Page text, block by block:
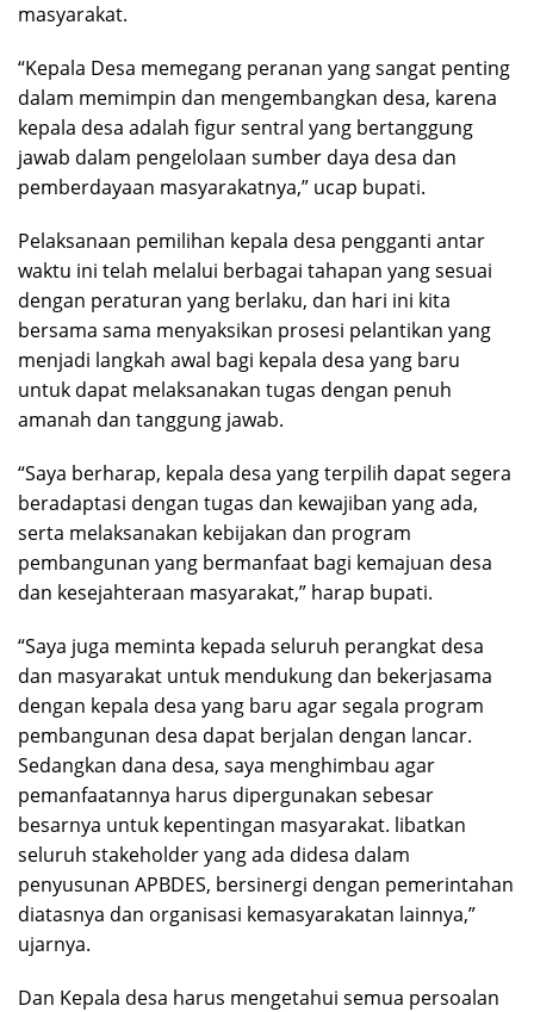
masyarakat.
“Kepala Desa memegang peranan yang sangat penting
dalam memimpin dan mengembangkan desa, karena
kepala desa adalah figur sentral yang bertanggung
jawab dalam pengelolaan sumber daya desa dan
pemberdayaan masyarakatnya,” ucap bupati.
Pelaksanaan pemilihan kepala desa pengganti antar
waktu ini telah melalui berbagai tahapan yang sesuai
dengan peraturan yang berlaku, dan hari ini kita
bersama sama menyaksikan prosesi pelantikan yang
menjadi langkah awal bagi kepala desa yang baru
untuk dapat melaksanakan tugas dengan penuh
amanah dan tanggung jawab.
“Saya berharap, kepala desa yang terpilih dapat segera
beradaptasi dengan tugas dan kewajiban yang ada,
serta melaksanakan kebijakan dan program
pembangunan yang bermanfaat bagi kemajuan desa
dan kesejahteraan masyarakat,” harap bupati.
“Saya juga meminta kepada seluruh perangkat desa
dan masyarakat untuk mendukung dan bekerjasama
dengan kepala desa yang baru agar segala program
pembangunan desa dapat berjalan dengan lancar.
Sedangkan dana desa, saya menghimbau agar
pemanfaatannya harus dipergunakan sebesar
besarnya untuk kepentingan masyarakat. libatkan
seluruh stakeholder yang ada didesa dalam
penyusunan APBDES, bersinergi dengan pemerintahan
diatasnya dan organisasi kemasyarakatan lainnya,”
ujarnya.
Dan Kepala desa harus mengetahui semua persoalan